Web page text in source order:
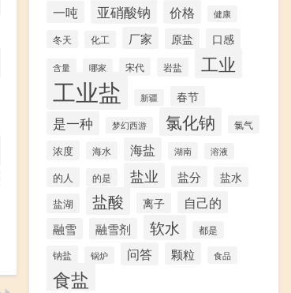
一吨 亚硝酸钠 价格 健康
冬天 化工 厂家 原盐 口感
含量 哪家 宋代 岩盐 工业
工业盐 新疆 春节
是一种 梦幻西游 氯化钠 氯气
浓度 海水 海盐 湖南 溶液
的人 的是 盐业 盐分 盐水
盐湖 盐酸 离子 自己的
融雪 融雪剂 软水 都是
钠盐 锅炉 问答 颗粒 食品
食盐